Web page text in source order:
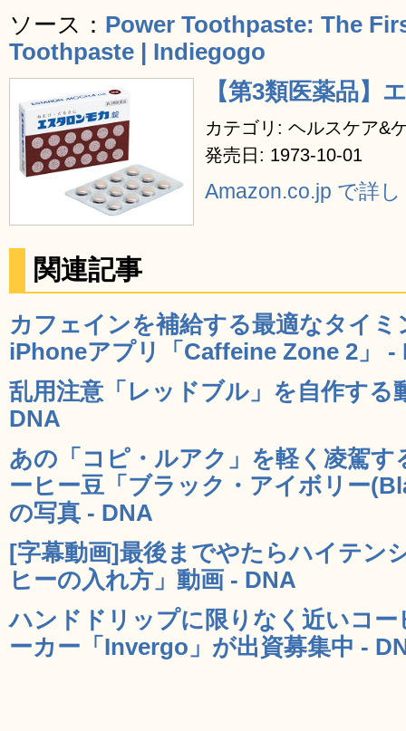
ソース： Power Toothpaste: The
Toothpaste | Indiegogo
【第3類医薬品】
カテゴリ: ヘルスケア&
発売日: 1973-10-01
Amazon.co.jp で詳
関連記事
カフェインを補給する最適なタイ
iPhoneアプリ「Caffeine Zone 2」 -
乱用注意「レッドブル」を自作する
DNA
あの「コピ・ルアク」を軽く凌駕す
ーヒー豆「ブラック・アイボリー
の写真 - DNA
[字幕動画]最後までやたらハイテン
ヒーの入れ方」動画 - DNA
ハンドドリップに限りなく近いコ
ーカー「Invergo」が出資募集中 -